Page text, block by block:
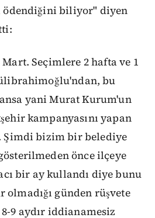
ödendiğini biliyor" diyen
Mart. Seçimlere 2 hafta ve 1
bu
yani Murat Kurum'un
kampanyasını yapan
Şimdi bizim bir belediye
önce ilçeye
bir ay kullandı diye bunu
günden rüşvete
8-9 aydır iddianamesiz